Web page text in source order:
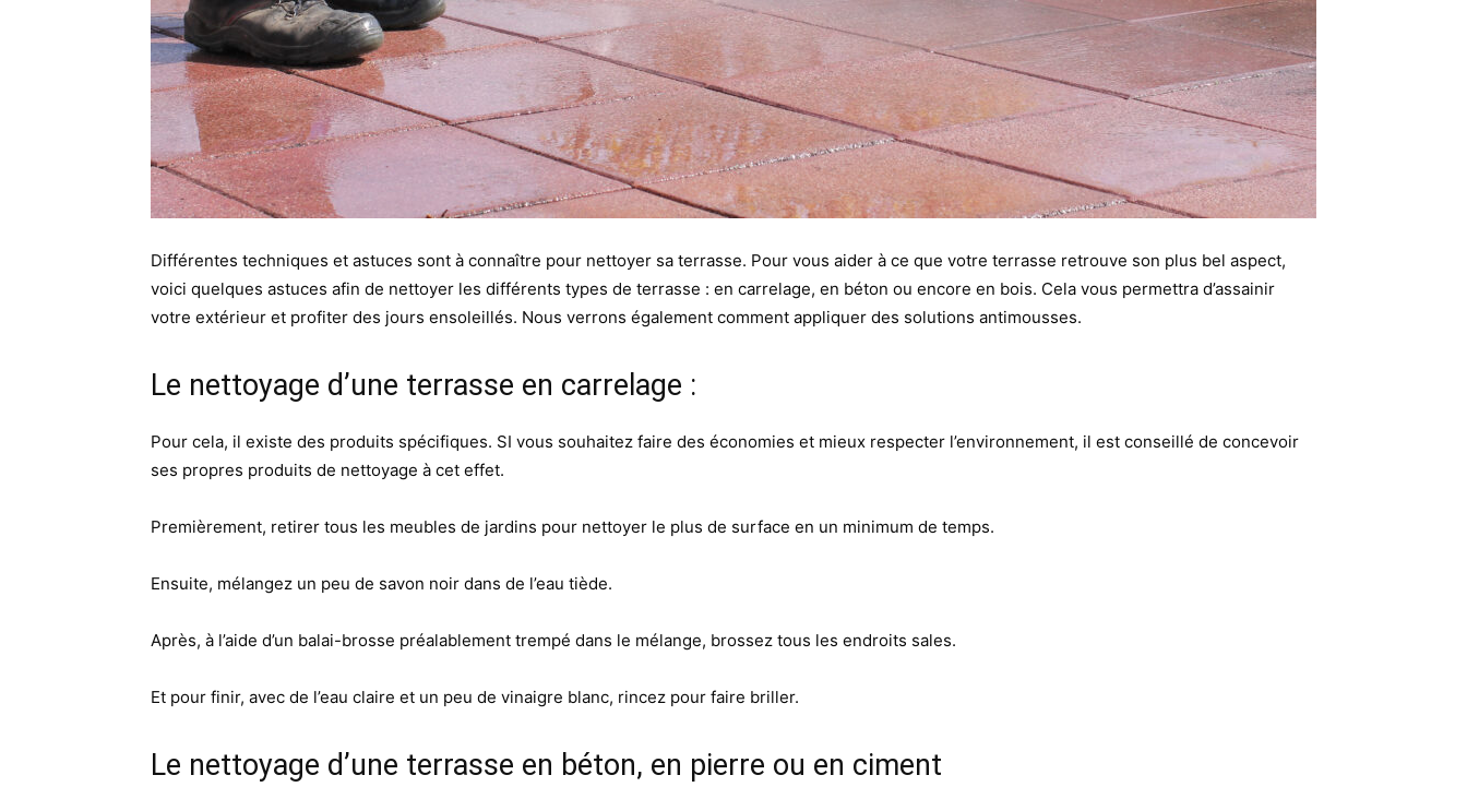
Différentes techniques et astuces sont à connaître pour nettoyer sa terrasse. Pour vous aider à ce que votre terrasse retrouve son plus bel aspect,
voici quelques astuces afin de nettoyer les différents types de terrasse : en carrelage, en béton ou encore en bois. Cela vous permettra d’assainir
votre extérieur et profiter des jours ensoleillés. Nous verrons également comment appliquer des solutions antimousses.
Le nettoyage d’une terrasse en carrelage :
Pour cela, il existe des produits spécifiques. SI vous souhaitez faire des économies et mieux respecter l’environnement, il est conseillé de concevoir
ses propres produits de nettoyage à cet effet.
Premièrement, retirer tous les meubles de jardins pour nettoyer le plus de surface en un minimum de temps.
Ensuite, mélangez un peu de savon noir dans de l’eau tiède.
Après, à l’aide d’un balai-brosse préalablement trempé dans le mélange, brossez tous les endroits sales.
Et pour finir, avec de l’eau claire et un peu de vinaigre blanc, rincez pour faire briller.
Le nettoyage d’une terrasse en béton, en pierre ou en ciment